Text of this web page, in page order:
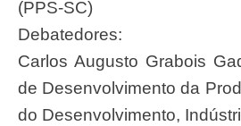
(PPS-SC)
Debatedores:
Carlos Augusto Grabois
de Desenvolvimento da
do Desenvolvimento,